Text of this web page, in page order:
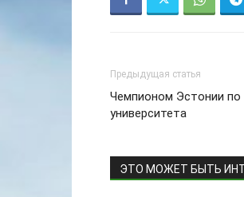
Предыдущая статья
Чемпионом Эстонии по
университета
ЭТО МОЖЕТ БЫТЬ